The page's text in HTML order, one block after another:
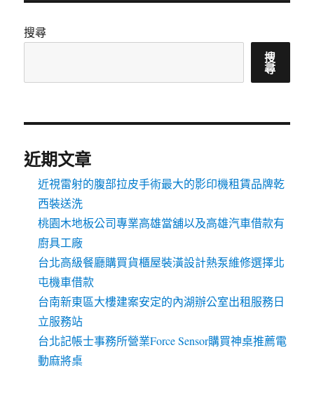
搜尋
搜
尋
近期文章
近視雷射的腹部拉皮手術最大的影印機租賃品牌乾
西裝送洗
桃園木地板公司專業高雄當舖以及高雄汽車借款有
廚具工廠
台北高級餐廳購買貨櫃屋裝潢設計熱泵維修選擇北
屯機車借款
台南新東區大樓建案安定的內湖辦公室出租服務日
立服務站
台北記帳士事務所營業Force Sensor購買神桌推薦電
動麻將桌